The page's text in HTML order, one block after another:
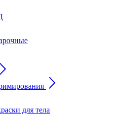
для тела